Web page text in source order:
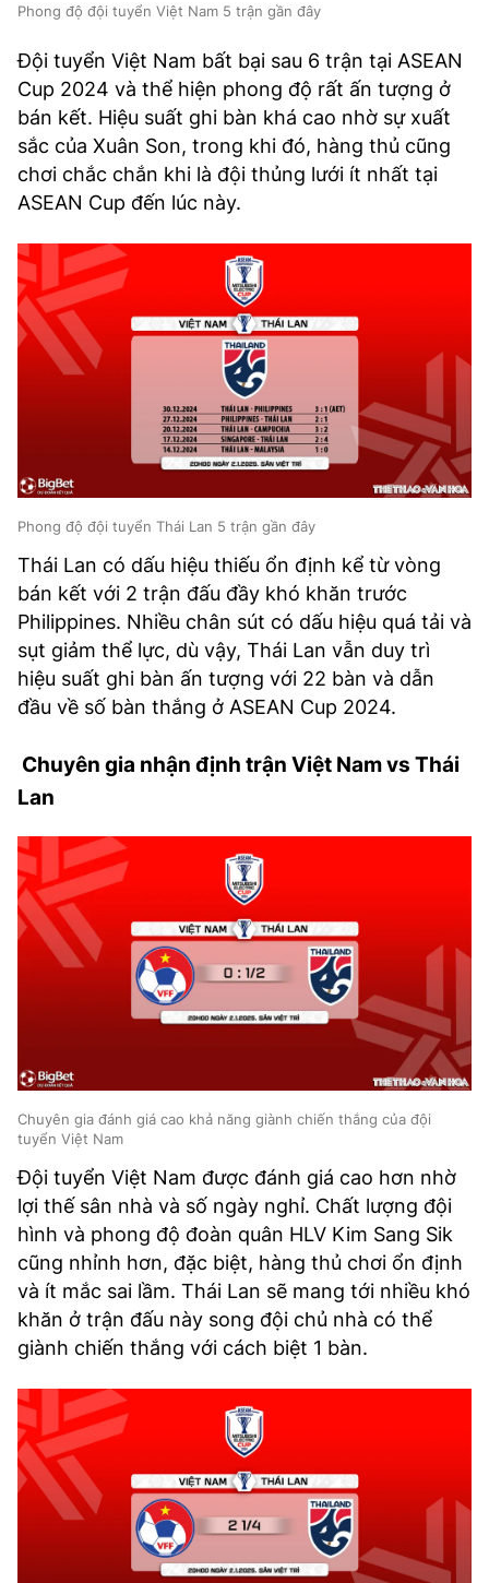
Phong độ đội tuyển Việt Nam 5 trận gần đây
Đội tuyển Việt Nam bất bại sau 6 trận tại ASEAN
Cup 2024 và thể hiện phong độ rất ấn tượng ở
bán kết. Hiệu suất ghi bàn khá cao nhờ sự xuất
sắc của Xuân Son, trong khi đó, hàng thủ cũng
chơi chắc chắn khi là đội thủng lưới ít nhất tại
ASEAN Cup đến lúc này.
Phong độ đội tuyển Thái Lan 5 trận gần đây
Thái Lan có dấu hiệu thiếu ổn định kể từ vòng
bán kết với 2 trận đấu đầy khó khăn trước
Philippines. Nhiều chân sút có dấu hiệu quá tải và
sụt giảm thể lực, dù vậy, Thái Lan vẫn duy trì
hiệu suất ghi bàn ấn tượng với 22 bàn và dẫn
đầu về số bàn thắng ở ASEAN Cup 2024.
Chuyên gia nhận định trận Việt Nam vs Thái
Lan
Chuyên gia đánh giá cao khả năng giành chiến thắng của đội
tuyển Việt Nam
Đội tuyển Việt Nam được đánh giá cao hơn nhờ
lợi thế sân nhà và số ngày nghỉ. Chất lượng đội
hình và phong độ đoàn quân HLV Kim Sang Sik
cũng nhỉnh hơn, đặc biệt, hàng thủ chơi ổn định
và ít mắc sai lầm. Thái Lan sẽ mang tới nhiều khó
khăn ở trận đấu này song đội chủ nhà có thể
giành chiến thắng với cách biệt 1 bàn.